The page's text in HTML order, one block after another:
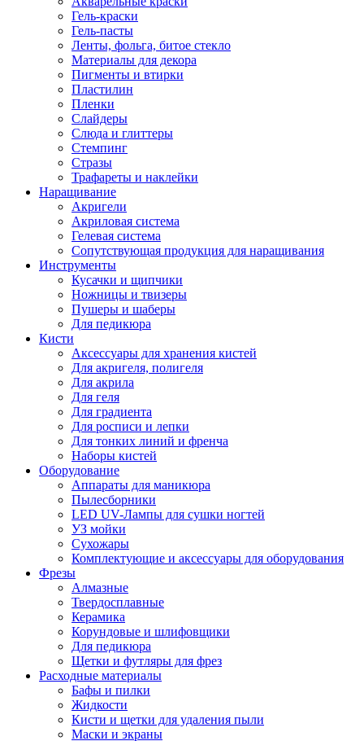
Гель-краски
Гель-пасты
Ленты, фольга, битое стекло
Материалы для декора
Пигменты и втирки
Пластилин
Пленки
Слайдеры
Слюда и глиттеры
Стемпинг
Стразы
Трафареты и наклейки
Наращивание
Акригели
Акриловая система
Гелевая система
Сопутствующая продукция для наращивания
Инструменты
Кусачки и щипчики
Ножницы и твизеры
Пушеры и шаберы
Для педикюра
Кисти
Аксессуары для хранения кистей
Для акригеля, полигеля
Для акрила
Для геля
Для градиента
Для росписи и лепки
Для тонких линий и френча
Наборы кистей
Оборудование
Аппараты для маникюра
Пылесборники
LED UV-Лампы для сушки ногтей
УЗ мойки
Сухожары
Комплектующие и аксессуары для оборудования
Фрезы
Алмазные
Твердосплавные
Керамика
Корундовые и шлифовщики
Для педикюра
Щетки и футляры для фрез
Расходные материалы
Бафы и пилки
Жидкости
Кисти и щетки для удаления пыли
Маски и экраны